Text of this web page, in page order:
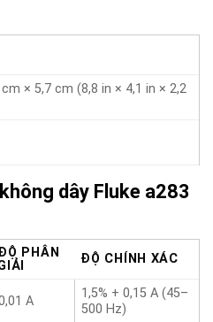
× 5,7 cm (8,8 in × 4,1 in × 2,2
dây Fluke a283
PHÂN
ĐỘ CHÍNH XÁC
A
1,5% + 0,15 A (45–
500 Hz)